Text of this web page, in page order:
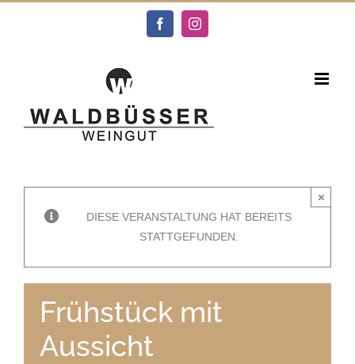
FacebookInstagram
DIESE VERANSTALTUNG HAT BEREITS
STATTGEFUNDEN.
×
Frühstück mit
Aussicht